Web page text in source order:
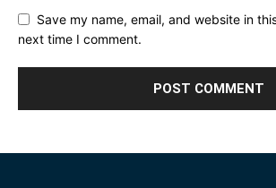
Save my name, email, and website in
next time I comment.